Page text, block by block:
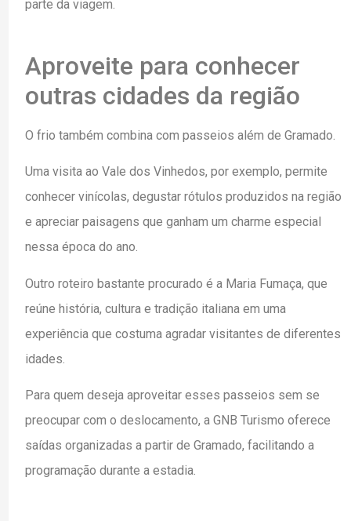
parte da viagem.
Aproveite para conhecer
outras cidades da região
O frio também combina com passeios além de Gramado.
Uma visita ao Vale dos Vinhedos, por exemplo, permite
conhecer vinícolas, degustar rótulos produzidos na região
e apreciar paisagens que ganham um charme especial
nessa época do ano.
Outro roteiro bastante procurado é a Maria Fumaça, que
reúne história, cultura e tradição italiana em uma
experiência que costuma agradar visitantes de diferentes
idades.
Para quem deseja aproveitar esses passeios sem se
preocupar com o deslocamento, a GNB Turismo oferece
saídas organizadas a partir de Gramado, facilitando a
programação durante a estadia.